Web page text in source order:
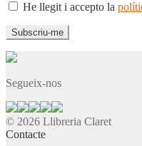
He llegit i accepto la
Segueix-nos
© 2026 Llibreria Claret
Contacte